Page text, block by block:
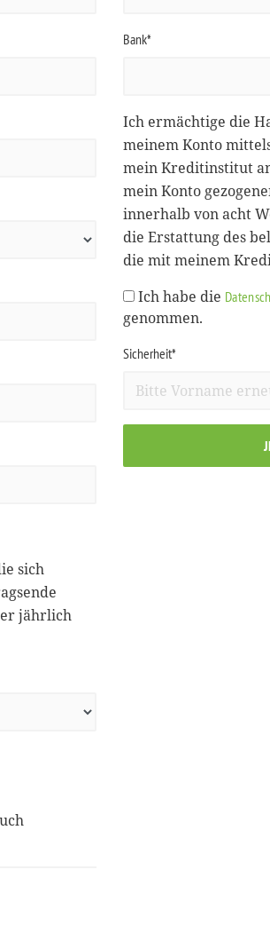
sich
jährlich
Bank*
Ich ermächtige die
meinem Konto
mein Kreditinstitut
mein Konto
innerhalb von acht
die Erstattung des
die mit meinem
Ich habe die
genommen.
Sicherheit*